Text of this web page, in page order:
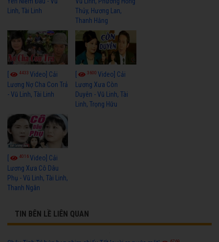
Linh, Tài Linh
Thủy, Hương Lan,
Thanh Hằng
4433 Video] Cải
Lương Nợ Cha Con Trả
- Vũ Linh, Tài Linh
3600Video] Cải
Lương Xưa Còn
Duyên - Vũ Linh, Tài
Linh, Trọng Hữu
[ 4016Video] Cải
Lương Xưa Cô Dâu
Phụ - Vũ Linh, Tài Linh,
Thanh Ngân
TIN BÊN LỀ LIÊN QUAN